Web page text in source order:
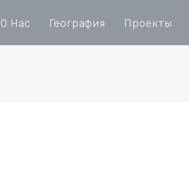
О Нас География Проекты